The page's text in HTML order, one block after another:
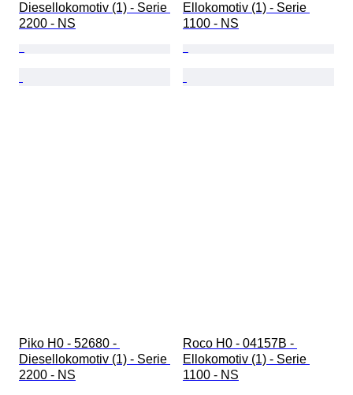
Diesellokomotiv (1) - Serie
2200 - NS
Ellokomotiv (1) - Serie
1100 - NS
Piko H0 - 52680 -
Diesellokomotiv (1) - Serie
2200 - NS
Roco H0 - 04157B -
Ellokomotiv (1) - Serie
1100 - NS